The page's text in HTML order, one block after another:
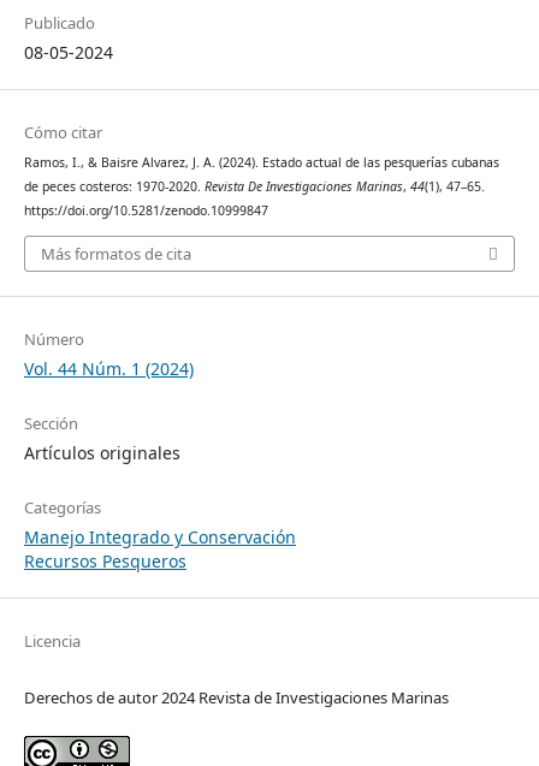
Publicado
08-05-2024
Cómo citar
Ramos, I., & Baisre Alvarez, J. A. (2024). Estado actual de las pesquerías cubanas
de peces costeros: 1970-2020. Revista De Investigaciones Marinas, 44(1), 47–65.
https://doi.org/10.5281/zenodo.10999847
Más formatos de cita
Número
Vol. 44 Núm. 1 (2024)
Sección
Artículos originales
Categorías
Manejo Integrado y Conservación
Recursos Pesqueros
Licencia
Derechos de autor 2024 Revista de Investigaciones Marinas